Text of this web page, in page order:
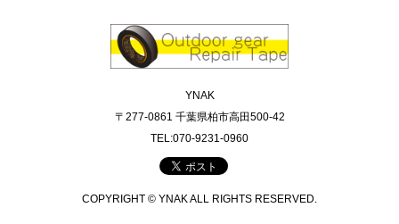
YNAK
〒277-0861 千葉県柏市高田500-42
TEL:070-9231-0960
COPYRIGHT © YNAK ALL RIGHTS RESERVED.